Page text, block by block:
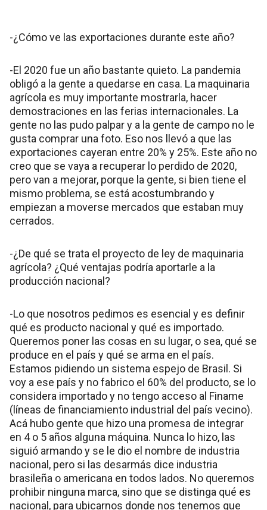
-¿Cómo ve las exportaciones durante este año?
-El 2020 fue un año bastante quieto. La pandemia
obligó a la gente a quedarse en casa. La maquinaria
agrícola es muy importante mostrarla, hacer
demostraciones en las ferias internacionales. La
gente no las pudo palpar y a la gente de campo no le
gusta comprar una foto. Eso nos llevó a que las
exportaciones cayeran entre 20% y 25%. Este año no
creo que se vaya a recuperar lo perdido de 2020,
pero van a mejorar, porque la gente, si bien tiene el
mismo problema, se está acostumbrando y
empiezan a moverse mercados que estaban muy
cerrados.
-¿De qué se trata el proyecto de ley de maquinaria
agrícola? ¿Qué ventajas podría aportarle a la
producción nacional?
-Lo que nosotros pedimos es esencial y es definir
qué es producto nacional y qué es importado.
Queremos poner las cosas en su lugar, o sea, qué se
produce en el país y qué se arma en el país.
Estamos pidiendo un sistema espejo de Brasil. Si
voy a ese país y no fabrico el 60% del producto, se lo
considera importado y no tengo acceso al Finame
(líneas de financiamiento industrial del país vecino).
Acá hubo gente que hizo una promesa de integrar
en 4 o 5 años alguna máquina. Nunca lo hizo, las
siguió armando y se le dio el nombre de industria
nacional, pero si las desarmás dice industria
brasileña o americana en todos lados. No queremos
prohibir ninguna marca, sino que se distinga qué es
nacional, para ubicarnos donde nos tenemos que